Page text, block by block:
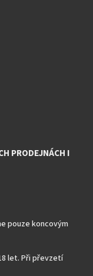
PRODEJNÁCH I
pouze koncovým
let. Při převzetí